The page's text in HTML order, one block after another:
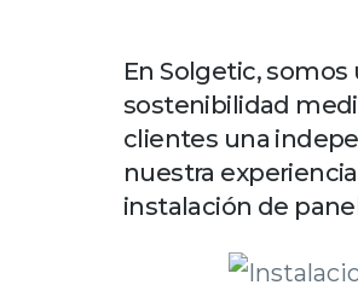
En Solgetic,
sostenibilidad
clientes una
nuestra
instalación de